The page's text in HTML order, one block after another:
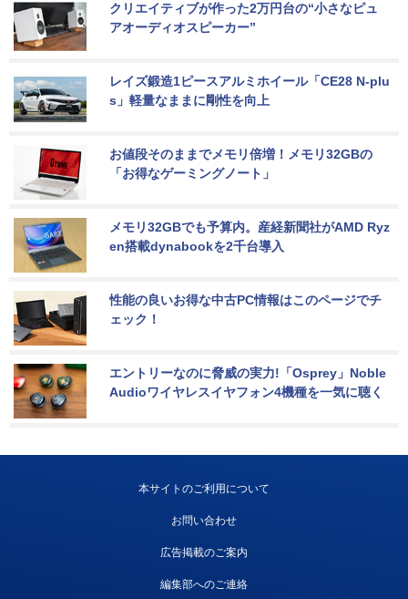
クリエイティブが作った2万円台の“小さなピュ
アオーディオスピーカー”
レイズ鍛造1ピースアルミホイール「CE28 N-plu
s」軽量なままに剛性を向上
お値段そのままでメモリ倍増！メモリ32GBの
「お得なゲーミングノート」
メモリ32GBでも予算内。産経新聞社がAMD Ryz
en搭載dynabookを2千台導入
性能の良いお得な中古PC情報はこのページでチ
ェック！
エントリーなのに脅威の実力!「Osprey」Noble
Audioワイヤレスイヤフォン4機種を一気に聴く
本サイトのご利用について
お問い合わせ
広告掲載のご案内
編集部へのご連絡